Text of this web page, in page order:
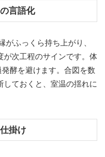
言語化
がふっくら持ち上がり、
が次工程のサインです。体
酵を避けます。合図を数
ておくと、室温の揺れに
掛け